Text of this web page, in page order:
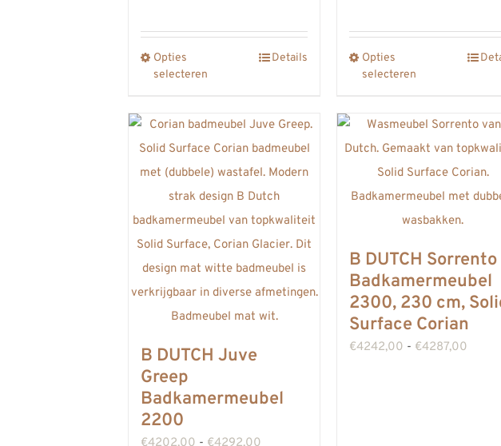
Opties
selecteren
meerdere
variaties.
Deze
optie
kan
gekozen
worden
op
de
productpagina
Details
Opties
selecteren
meerdere
variaties.
Deze
optie
kan
gekozen
worden
op
de
productpagina
B DUTCH Juve
Greep
Badkamermeubel
2200
B DUTCH Sorrento
Badkamermeubel
2300, 230 cm,
Surface Corian
€4242,00 - €4287,00